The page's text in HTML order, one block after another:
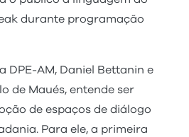
durante programação
DPE-AM, Daniel Bettanin e
de Maués, entende ser
de espaços de diálogo
Para ele, a primeira